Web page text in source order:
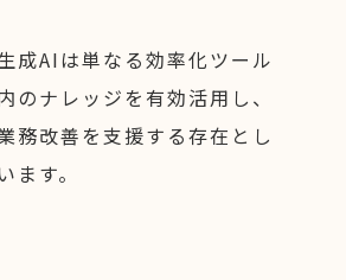
成AIは単なる効率化ツール
のナレッジを有効活用し、
務改善を支援する存在とし
ます。